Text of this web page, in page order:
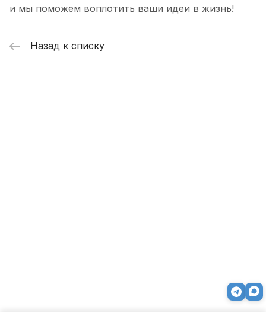
и мы поможем воплотить ваши идеи в жизнь!
Назад к списку